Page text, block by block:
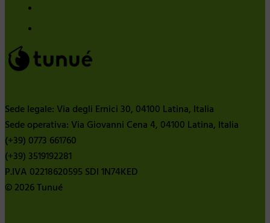
Sede legale: Via degli Ernici 30, 04100 Latina, Italia
Sede operativa: Via Giovanni Cena 4, 04100 Latina, Italia
(+39) 0773 661760
(+39) 3519192281
P.IVA 02218620595 SDI 1N74KED
© 2026 Tunué